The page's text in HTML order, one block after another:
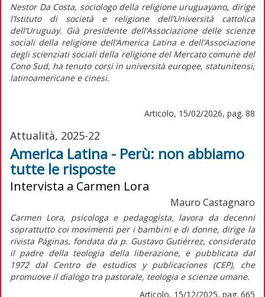
Nestor Da Costa, sociologo della religione uruguayano, dirige
l’Istituto di società e religione dell’Università cattolica
dell’Uruguay. Già presidente dell’Associazione delle scienze
sociali della religione dell’America Latina e dell’Associazione
degli scienziati sociali della religione del Mercato comune del
Cono Sud, ha tenuto corsi in università europee, statunitensi,
latinoamericane e cinesi.
Articolo, 15/02/2026, pag. 88
Attualità, 2025-22
America Latina - Perù: non abbiamo
tutte le risposte
Intervista a Carmen Lora
Mauro Castagnaro
Carmen Lora, psicologa e pedagogista, lavora da decenni
soprattutto coi movimenti per i bambini e di donne, dirige la
rivista Páginas, fondata da p. Gustavo Gutiérrez, considerato
il padre della teologia della liberazione, e pubblicata dal
1972 dal Centro de estudios y publicaciones (CEP), che
promuove il dialogo tra pastorale, teologia e scienze umane.
Articolo, 15/12/2025, pag. 665